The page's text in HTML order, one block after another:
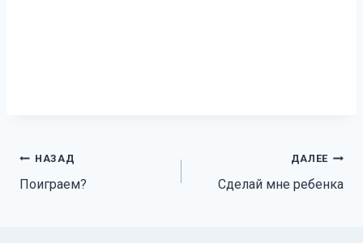
Навигация
по
НАЗАД
Поиграем?
ДАЛЕЕ
Сделай мне ребенка